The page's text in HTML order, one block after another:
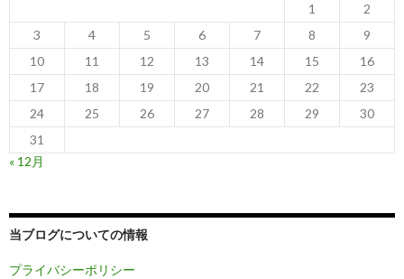
1
2
3
4 5 6 7 8
9
10
11 12 13 14 15
16
17
18 19 20 21 22
23
24
25 26 27 28 29
30
31
« 12月
当ブログについての情報
プライバシーポリシー